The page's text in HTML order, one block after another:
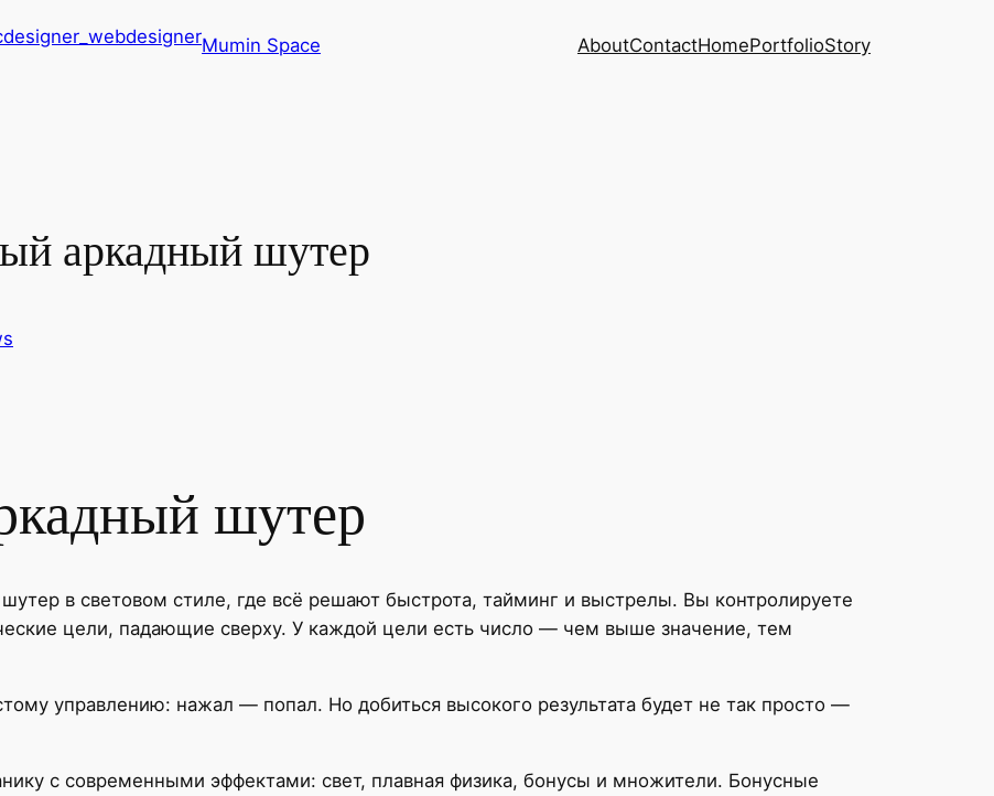
Mumin Space AboutContactHomePortfolioStory
аркадный шутер
шутер
в световом стиле, где всё решают быстрота, тайминг и выстрелы. Вы контролируете
цели, падающие сверху. У каждой цели есть число — чем выше значение, тем
управлению: нажал — попал. Но добиться высокого результата будет не так просто —
с современными эффектами: свет, плавная физика, бонусы и множители. Бонусные